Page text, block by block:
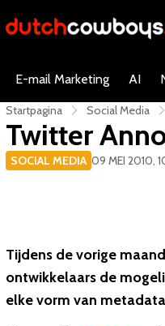
E-mail Marketing AI
Startpagina Social Media
Twitter
SOCIAL MEDIA 09 MEI 2010,
Tijdens de vorige
ontwikkelaars de
elke vorm van